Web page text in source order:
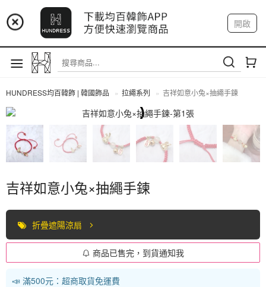
📢 市集預告：9/4-9/6 淡水捷運站
📢 市集預告：9/12-9/13 八里海巡基地
📢 市集預告：8/22-8/23 桃園青埔置地廣場
開啟
註冊 我的帳戶
HUNDRESS均百韓飾 | 韓國飾品 拉繩系列 吉祥如意小兔×抽繩手鍊
吉祥如意小兔×抽繩手鍊
折疊遮陽涼扇
商品已售完，到貨通知我
📣 滿500元：超商取貨免運費